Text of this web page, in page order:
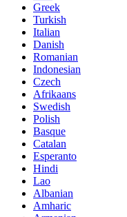
Greek
Turkish
Italian
Danish
Romanian
Indonesian
Czech
Afrikaans
Swedish
Polish
Basque
Catalan
Esperanto
Hindi
Lao
Albanian
Amharic